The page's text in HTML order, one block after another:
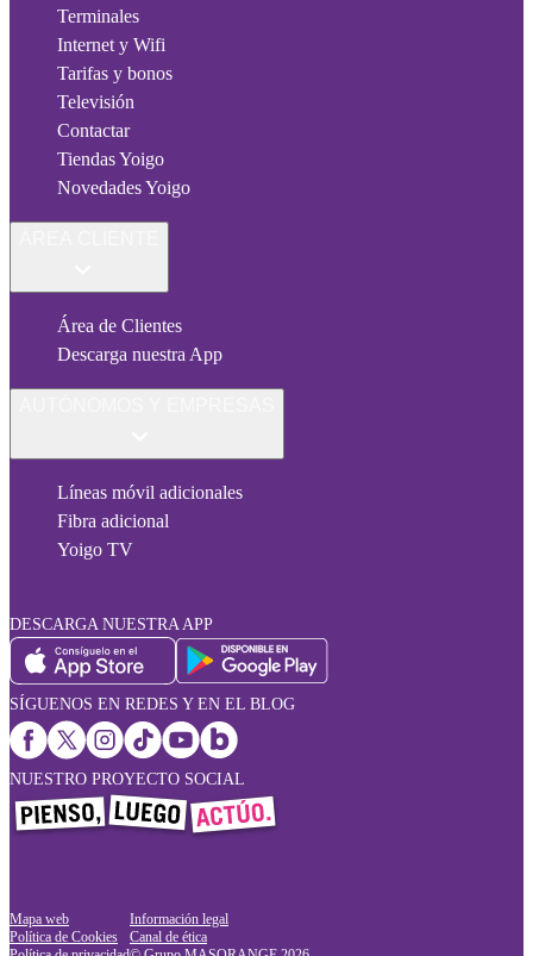
Terminales
Internet y Wifi
Tarifas y bonos
Televisión
Contactar
Tiendas Yoigo
Novedades Yoigo
Área de Clientes
Descarga nuestra App
Líneas móvil adicionales
Fibra adicional
Yoigo TV
DESCARGA NUESTRA APP
SÍGUENOS EN REDES Y EN EL BLOG
NUESTRO PROYECTO SOCIAL
Mapa web
Política de Cookies
Información legal
Canal de ética